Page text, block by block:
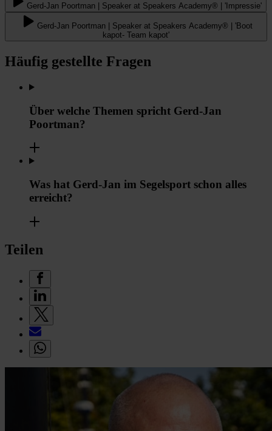
Gerd-Jan Poortman | Speaker at Speakers Academy® | 'Impressie'
Gerd-Jan Poortman | Speaker at Speakers Academy® | 'Boot
kapot- Team kapot'
Häufig gestellte Fragen
Über welche Themen spricht Gerd-Jan
Poortman?
Was hat Gerd-Jan im Segelsport schon alles
erreicht?
Teilen